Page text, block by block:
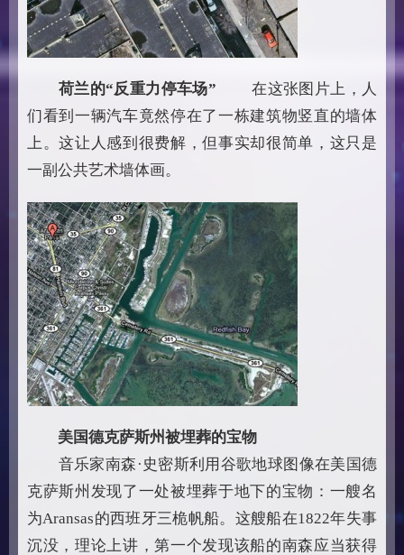
荷兰的“反重力停车场”
在这张图片上，人
们看到一辆汽车竟然停在了一栋建筑物竖直的墙体
上。这让人感到很费解，但事实却很简单，这只是
一副公共艺术墙体画。
美国德克萨斯州被埋葬的宝物
音乐家南森·史密斯利用谷歌地球图像在美国德
克萨斯州发现了一处被埋葬于地下的宝物：一艘名
为Aransas的西班牙三桅帆船。这艘船在1822年失事
沉没，理论上讲，第一个发现该船的南森应当获得